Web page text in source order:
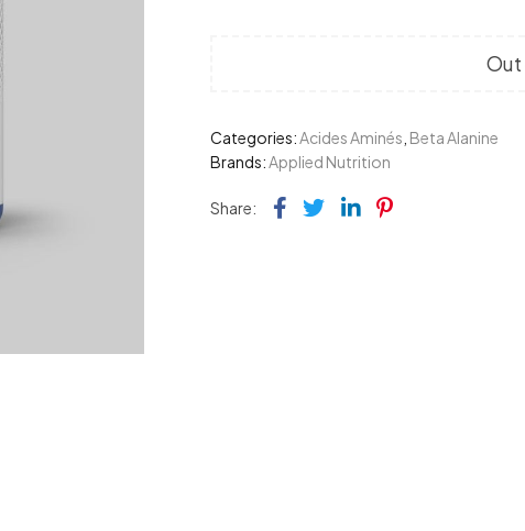
Categories:Acides Aminés Beta Alanine
Brands:Applied Nutrition
Share: Facebook
TwitterLinkedin
Pinterest